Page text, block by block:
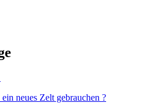
neues Zelt gebrauchen ?